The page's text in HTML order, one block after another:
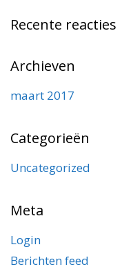
Recente reacties
Archieven
maart 2017
Categorieën
Uncategorized
Meta
Login
Berichten feed